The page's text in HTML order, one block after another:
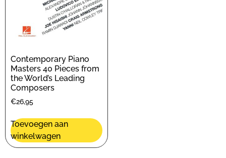
Contemporary Piano
Masters 40 Pieces from
the World’s Leading
Composers
€26,95
Toevoegen aan
winkelwagen